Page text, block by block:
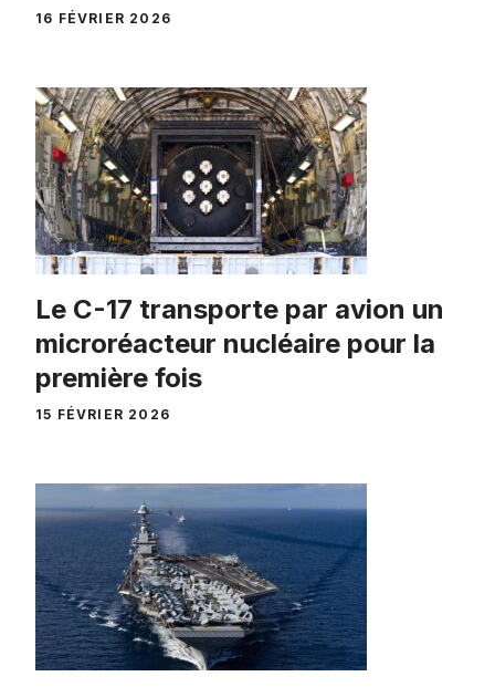
16 FÉVRIER 2026
Le C-17 transporte par avion un
microréacteur nucléaire pour la
première fois
15 FÉVRIER 2026